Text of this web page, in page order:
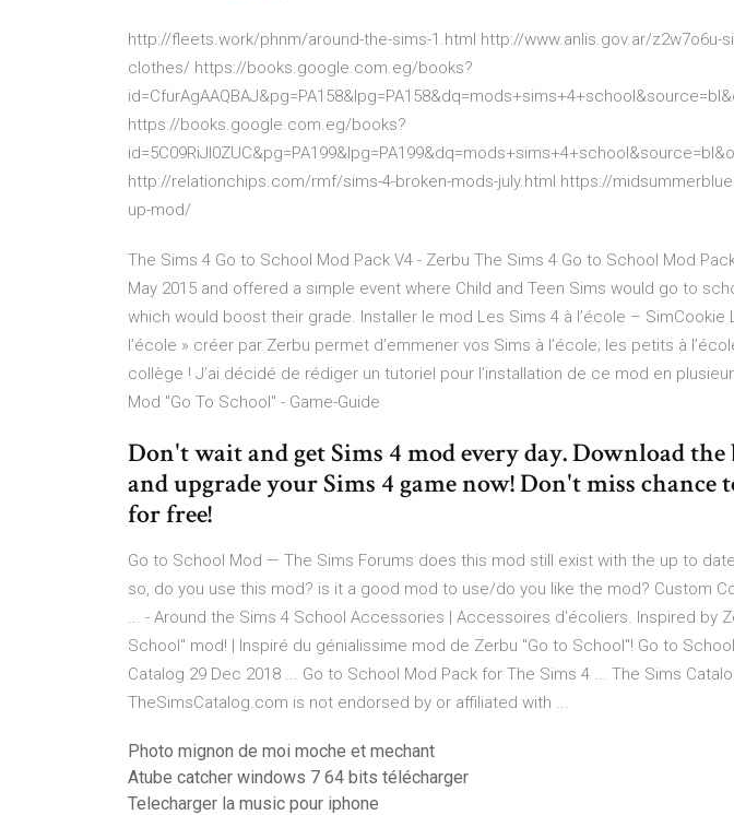
http://fleets.work/phnm/around-the-sims-1.html http://www.anlis.gov.ar/z2w7o6u-
clothes/ https://books.google.com.eg/books?
https://books.google.com.eg/books?
http://relationchips.com/rmf/sims-4-broken-mods-july.html https://
up-mod/
The Sims 4 Go to School Mod Pack V4 - Zerbu The Sims 4 Go to School Mod
May 2015 and offered a simple event where Child and Teen Sims would go to
which would boost their grade. Installer le mod Les Sims 4 à l’école – SimCookie
l’école » créer par Zerbu permet d’emmener vos Sims à l’école; les petits à
collège ! J’ai décidé de rédiger un tutoriel pour l’installation de ce mod en
Mod "Go To School" - Game-Guide
Don't wait and get Sims 4 mod every day. Download the
and upgrade your Sims 4 game now! Don't miss chance
for free!
Go to School Mod — The Sims Forums does this mod still exist with the up to
so, do you use this mod? is it a good mod to use/do you like the mod? Custom
... - Around the Sims 4 School Accessories | Accessoires d'écoliers. Inspired by
School" mod! | Inspiré du génialissime mod de Zerbu "Go to School"! Go to
Catalog 29 Dec 2018 ... Go to School Mod Pack for The Sims 4 ... The Sims
TheSimsCatalog.com is not endorsed by or affiliated with ...
Photo mignon de moi moche et mechant
Atube catcher windows 7 64 bits télécharger
Telecharger la music pour iphone